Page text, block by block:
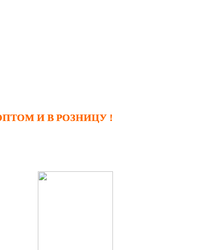
И В РОЗНИЦУ !